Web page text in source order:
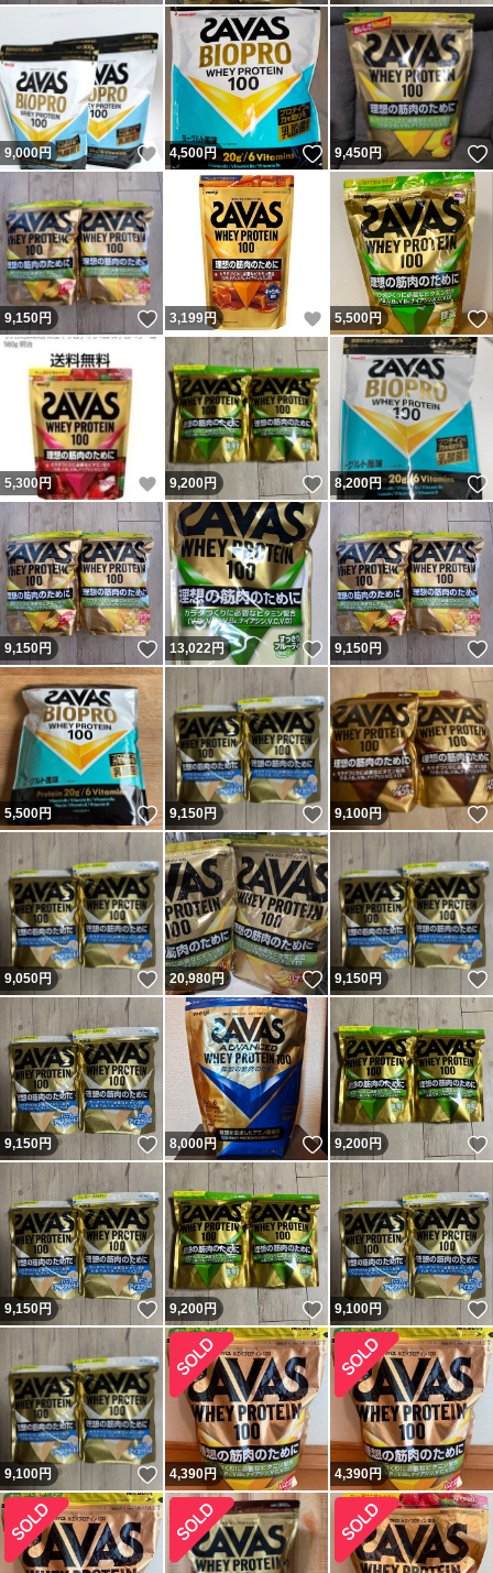
9,000円 いいね！
4,500円 いいね！
9,450円
9,150円 いいね！
3,199円 いいね！
5,500円
5,300円 いいね！
9,200円 いいね！
8,200円
9,150円 いいね！
13,022円 いいね！
9,150円
5,500円 いいね！
9,150円 いいね！
9,100円
9,050円 いいね！
20,980円 いいね！
9,150円
9,150円 いいね！
8,000円 いいね！
9,200円
9,150円 いいね！
9,200円 いいね！
9,100円
9,100円 いいね！
4,390円 4,390円